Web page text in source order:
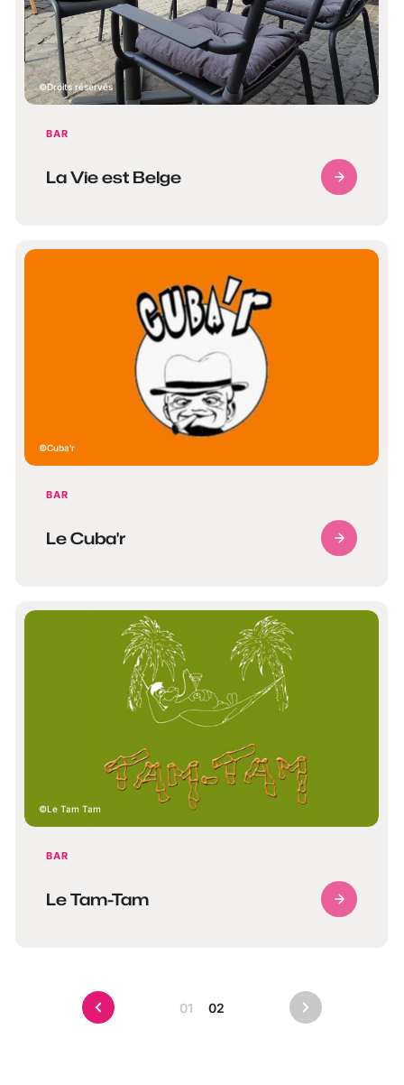
Droits réservés
BAR
La Vie est Belge
Cuba'r
BAR
Le Cuba'r
Le Tam Tam
BAR
Le Tam-Tam
01 02